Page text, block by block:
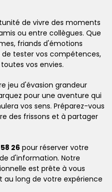
de vivre des moments
ou entre collègues. Que
friands d'émotions
tester vos compétences,
vos envies.
jeu d'évasion grandeur
pour une aventure qui
vos sens. Préparez-vous
des frissons et à partager
26pour réserver votre
d'information. Notre
est prête à vous
long de votre expérience